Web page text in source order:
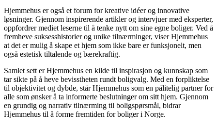
Hjemmehus er også et forum for kreative idéer og innovative
løsninger. Gjennom inspirerende artikler og intervjuer med eksperter,
oppfordrer mediet leserne til å tenke nytt om sine egne boliger. Ved å
fremheve suksesshistorier og unike tilnærminger, viser Hjemmehus
at det er mulig å skape et hjem som ikke bare er funksjonelt, men
også estetisk tiltalende og bærekraftig.
Samlet sett er Hjemmehus en kilde til inspirasjon og kunnskap som
tar sikte på å heve bevisstheten rundt boligvalg. Med en forpliktelse
til objektivitet og dybde, står Hjemmehus som en pålitelig partner for
alle som ønsker å ta informerte beslutninger om sitt hjem. Gjennom
en grundig og narrativ tilnærming til boligspørsmål, bidrar
Hjemmehus til å forme fremtiden for boliger i Norge.